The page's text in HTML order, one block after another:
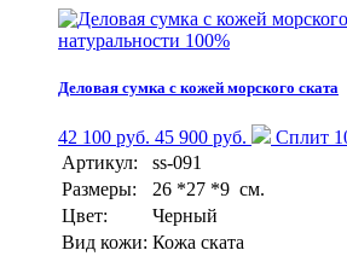
натуральности 100%
Деловая сумка с кожей морского ската
42 100 руб. 45 900 руб.
Сплит
Артикул:
ss-091
Размеры:
26 *27 *9 см.
Цвет:
Черный
Вид кожи: Кожа ската